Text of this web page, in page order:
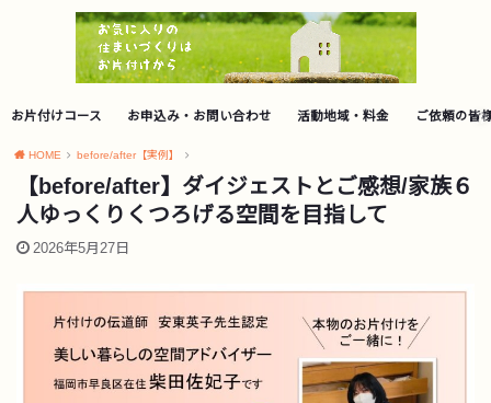
お片付けコース お申込み・お問い合わせ 活動地域・料金 ご依頼の皆
HOME before/after【実例】
【before/after】ダイジェストとご感想/家族６
人ゆっくりくつろげる空間を目指して
2026年5月27日